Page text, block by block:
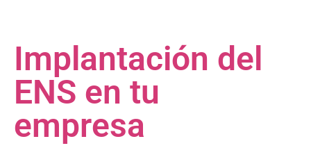
Implantación del
ENS en tu
empresa